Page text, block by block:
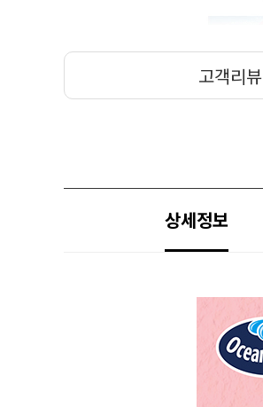
고객리뷰
상세정보